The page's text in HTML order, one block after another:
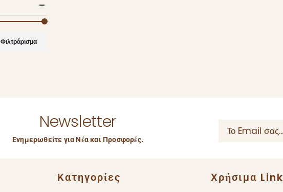
Φιλτράρισμα
Newsletter
Ενημερωθείτε για Νέα και Προσφορές.
Κατηγορίες Χρήσιμα Link